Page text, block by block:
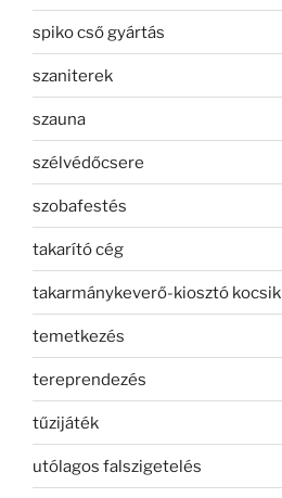
spiko cső gyártás
szaniterek
szauna
szélvédőcsere
szobafestés
takarító cég
takarmánykeverő-kiosztó kocsik
temetkezés
tereprendezés
tűzijáték
utólagos falszigetelés